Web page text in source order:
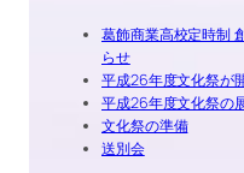
葛飾商業高校定時制
らせ
平成26年度文化祭が
平成26年度文化祭の
文化祭の準備
送別会